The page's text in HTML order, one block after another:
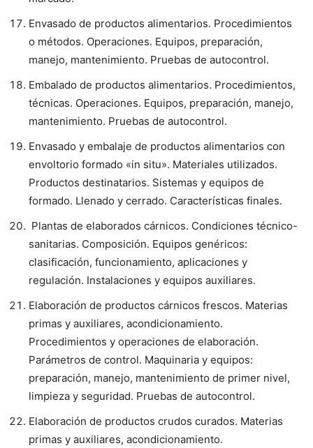
Envasado de productos alimentarios. Procedimientos
o métodos. Operaciones. Equipos, preparación,
manejo, mantenimiento. Pruebas de autocontrol.
Embalado de productos alimentarios. Procedimientos,
técnicas. Operaciones. Equipos, preparación, manejo,
mantenimiento. Pruebas de autocontrol.
Envasado y embalaje de productos alimentarios con
envoltorio formado «in situ». Materiales utilizados.
Productos destinatarios. Sistemas y equipos de
formado. Llenado y cerrado. Características finales.
Plantas de elaborados cárnicos. Condiciones técnico-
sanitarias. Composición. Equipos genéricos:
clasificación, funcionamiento, aplicaciones y
regulación. Instalaciones y equipos auxiliares.
Elaboración de productos cárnicos frescos. Materias
primas y auxiliares, acondicionamiento.
Procedimientos y operaciones de elaboración.
Parámetros de control. Maquinaria y equipos:
preparación, manejo, mantenimiento de primer nivel,
limpieza y seguridad. Pruebas de autocontrol.
Elaboración de productos crudos curados. Materias
primas y auxiliares, acondicionamiento.